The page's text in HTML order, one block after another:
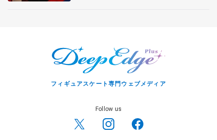
フィギュアスケート専門ウェブメディア
Follow us